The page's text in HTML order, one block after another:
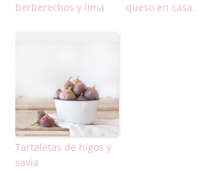
berberechos y lima
queso en casa.
Tartaletas de higos y
savia